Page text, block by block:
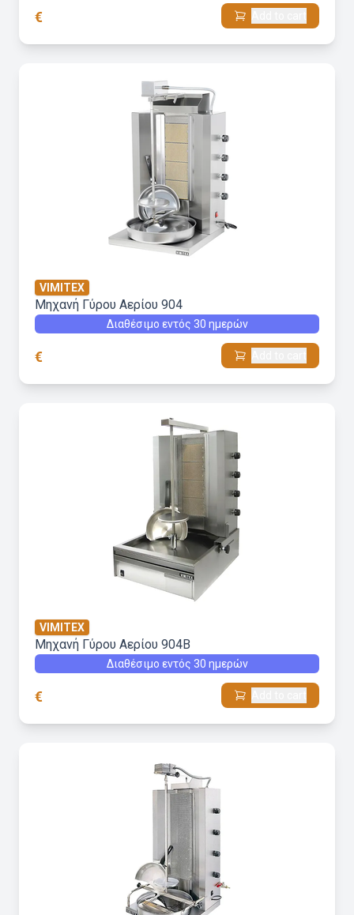
€
VIMITEX
Μηχανή Γύρου Aερίου 904
Διαθέσιμο εντός 30 ημερών
€
VIMITEX
Μηχανή Γύρου Aερίου 904B
Διαθέσιμο εντός 30 ημερών
€